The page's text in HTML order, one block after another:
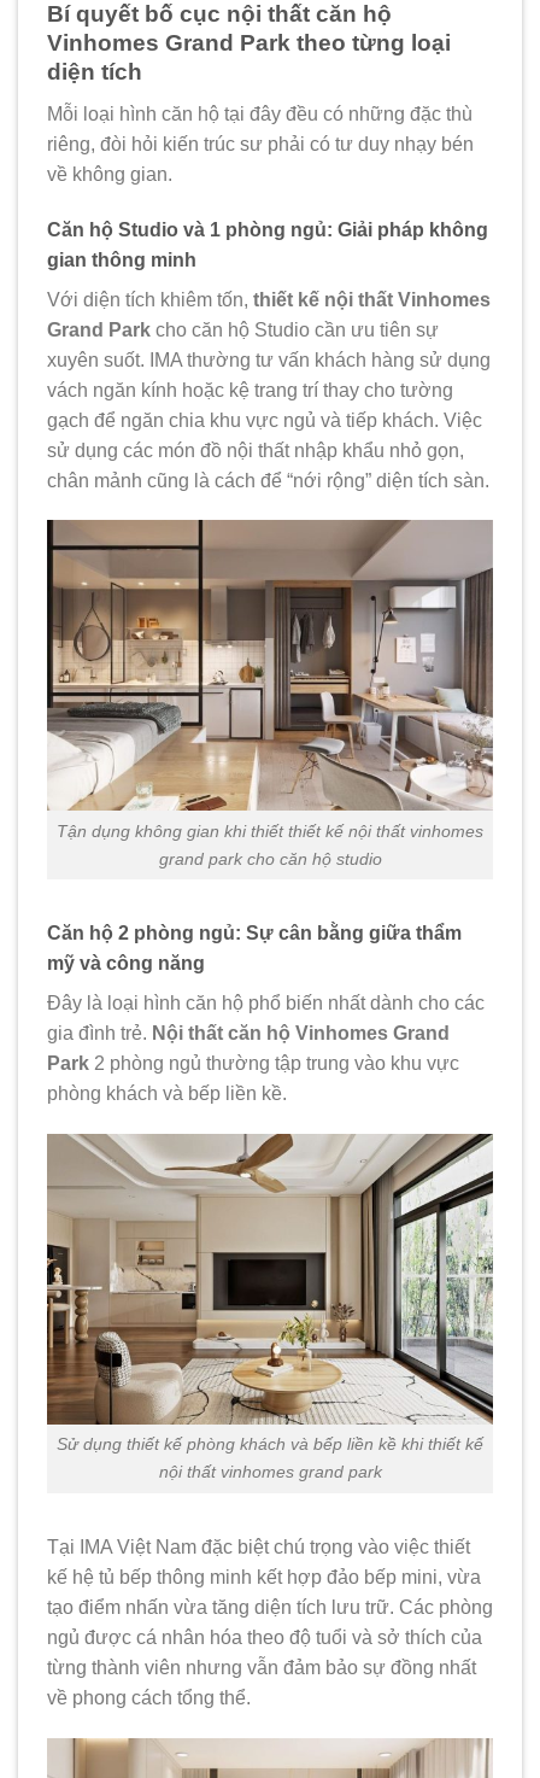
Bí quyết bố cục nội thất căn hộ
Vinhomes Grand Park theo từng loại
diện tích
Mỗi loại hình căn hộ tại đây đều có những đặc thù
riêng, đòi hỏi kiến trúc sư phải có tư duy nhạy bén
về không gian.
Căn hộ Studio và 1 phòng ngủ: Giải pháp không
gian thông minh
Với diện tích khiêm tốn, thiết kế nội thất Vinhomes
Grand Park cho căn hộ Studio cần ưu tiên sự
xuyên suốt. IMA thường tư vấn khách hàng sử dụng
vách ngăn kính hoặc kệ trang trí thay cho tường
gạch để ngăn chia khu vực ngủ và tiếp khách. Việc
sử dụng các món đồ nội thất nhập khẩu nhỏ gọn,
chân mảnh cũng là cách để “nới rộng” diện tích sàn.
Tận dụng không gian khi thiết thiết kế nội thất vinhomes
grand park cho căn hộ studio
Căn hộ 2 phòng ngủ: Sự cân bằng giữa thẩm
mỹ và công năng
Đây là loại hình căn hộ phổ biến nhất dành cho các
gia đình trẻ. Nội thất căn hộ Vinhomes Grand
Park 2 phòng ngủ thường tập trung vào khu vực
phòng khách và bếp liền kề.
Sử dụng thiết kế phòng khách và bếp liền kề khi thiết kế
nội thất vinhomes grand park
Tại IMA Việt Nam đặc biệt chú trọng vào việc thiết
kế hệ tủ bếp thông minh kết hợp đảo bếp mini, vừa
tạo điểm nhấn vừa tăng diện tích lưu trữ. Các phòng
ngủ được cá nhân hóa theo độ tuổi và sở thích của
từng thành viên nhưng vẫn đảm bảo sự đồng nhất
về phong cách tổng thể.